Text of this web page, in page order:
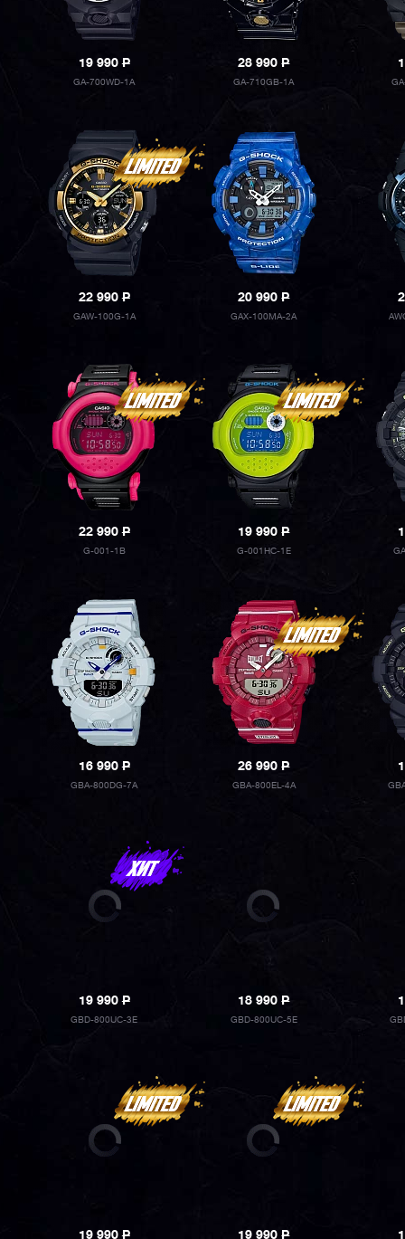
19 990P
GA-700WD-1A
28 990P
GA-710GB-1A
22 990P
GAW-100G-1A
20 990P
GAX-100MA-2A
22 990P
G-001-1B
19 990P
G-001HC-1E
16 990P
GBA-800DG-7A
26 990P
GBA-800EL-4A
19 990P
GBD-800UC-3E
18 990P
GBD-800UC-5E
19 990P 19 990P